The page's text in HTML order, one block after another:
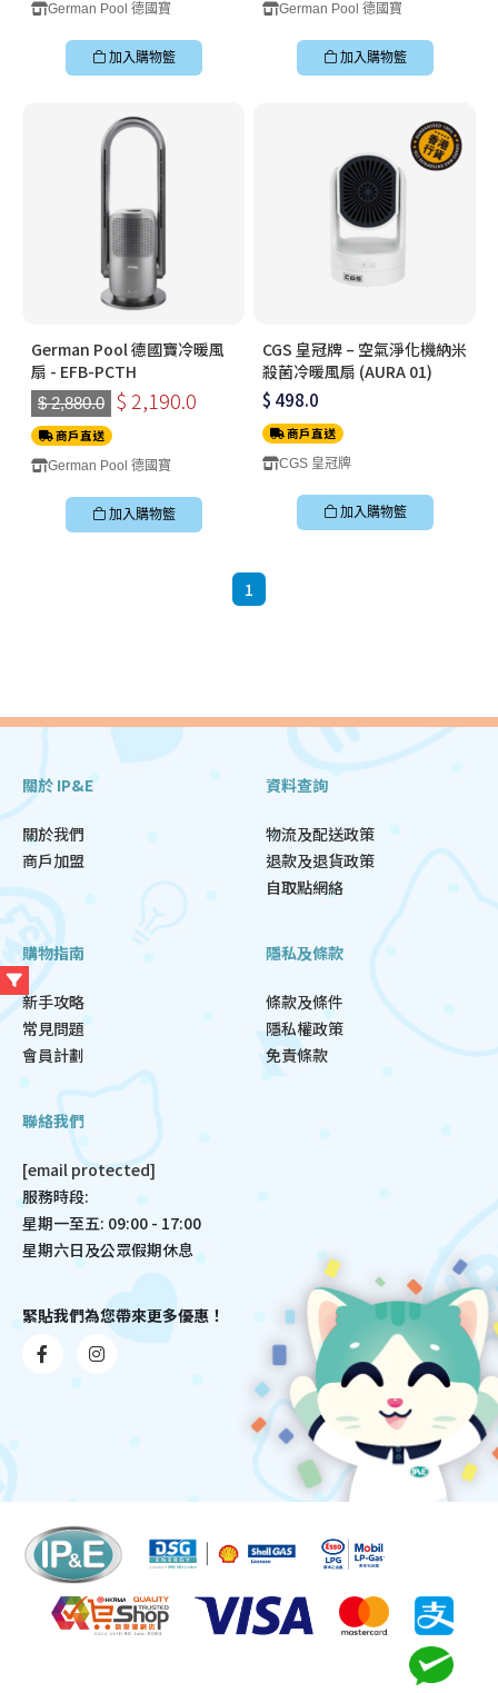
German Pool 德國寶
加入購物籃
German Pool 德國寶
加入購物籃
German Pool 德國寶冷暖風
扇 - EFB-PCTH
$ 2,880.0 $ 2,190.0
商戶直送
German Pool 德國寶
加入購物籃
CGS 皇冠牌 – 空氣淨化機納米
殺菌冷暖風扇 (AURA 01)
$ 498.0
商戶直送
CGS 皇冠牌
加入購物籃
1
關於 IP&E
關於我們
商戶加盟
資料查詢
物流及配送政策
退款及退貨政策
自取點網絡
購物指南
新手攻略
常見問題
會員計劃
隱私及條款
條款及條件
隱私權政策
免責條款
聯絡我們
[email protected]
服務時段:
星期一至五: 09:00 - 17:00
星期六日及公眾假期休息
緊貼我們為您帶來更多優惠！